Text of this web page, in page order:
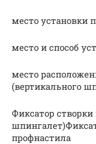
место установки
место и способ
место
(вертикального
Фиксатор
профнастила